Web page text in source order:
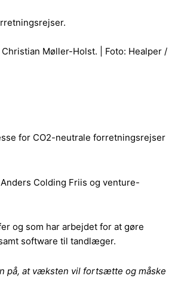
Møller-Holst. | Foto: Healper /
for CO2-neutrale forretningsrejser
Colding Friis og venture-
og som har arbejdet for at gøre
software til tandlæger.
på, at væksten vil fortsætte og måske